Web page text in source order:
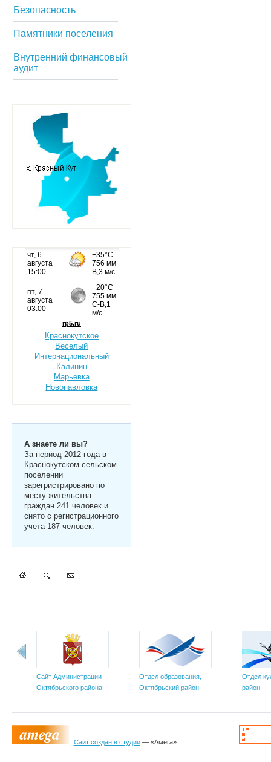
Безопасность
Памятники поселения
Внутренний финансовый
аудит
Краснокутское
Веселый
Интернациональный
Калинин
Марьевка
Новопавловка
А знаете ли вы?
За период 2012 года в
Краснокутском сельском
поселении
зарегристрировано по
месту жительства
граждан 241 человек и
снято с регистрационного
учета 187 человек.
Сайт Администрации
Октябрьского района
Отдел образования,
Октябрьский район
Отдел
район
Сайт создан в студии— «Амега»